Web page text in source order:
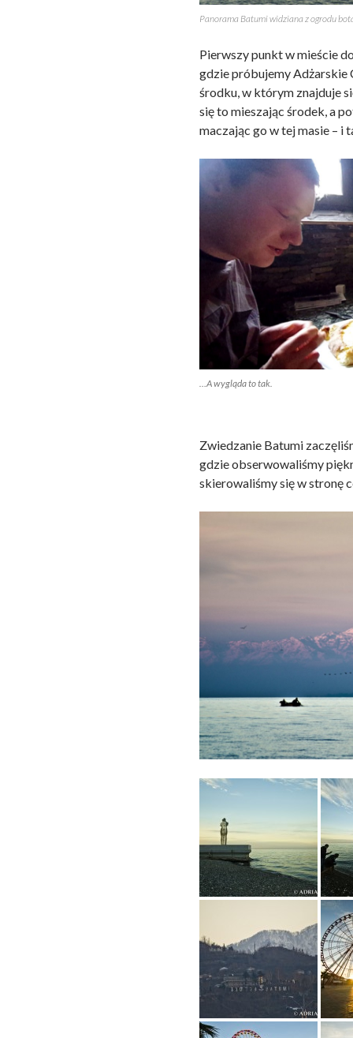
Panorama Batumi widziana z ogrodu
Pierwszy punkt w mieście
gdzie próbujemy Adżarskie
środku, w którym znajduje
się to mieszając środek, a
maczając go w tej masie – i
…A wygląda to tak.
Zwiedzanie Batumi
gdzie obserwowaliśmy
skierowaliśmy się w stronę